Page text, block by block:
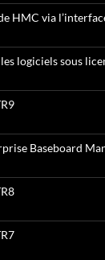
HMC via
logiciels sous
Baseboard